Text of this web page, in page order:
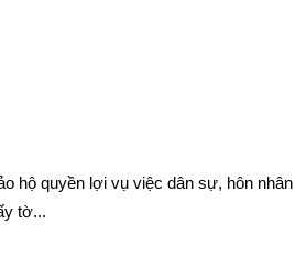
hộ quyền lợi vụ việc dân sự, hôn nhân
tờ...